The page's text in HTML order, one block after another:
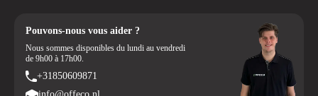
Pouvons-nous vous aider ?
Nous sommes disponibles du lundi au vendredi
de 9h00 à 17h00.
+31850609871